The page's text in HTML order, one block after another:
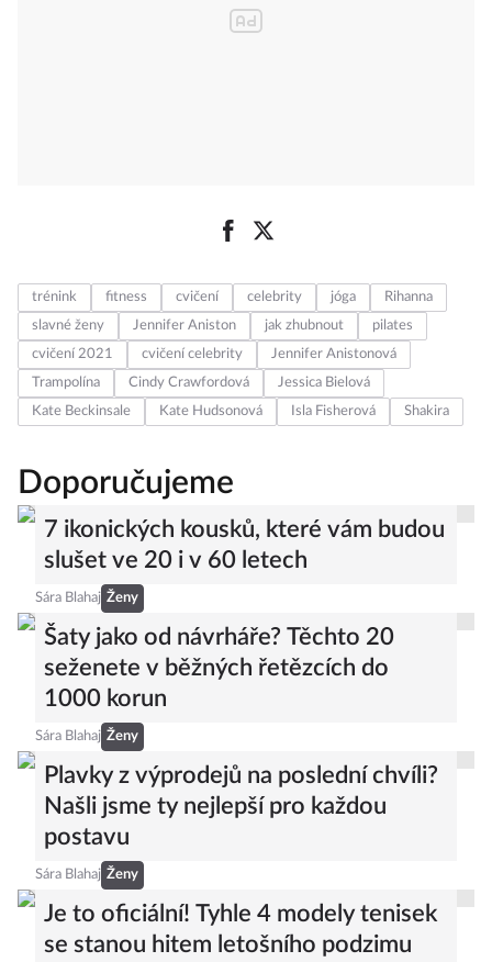
trénink fitness cvičení celebrity jóga
Rihanna
slavné ženy
Jennifer Aniston jak zhubnout
pilates
cvičení 2021
cvičení celebrity
Jennifer Anistonová
Trampolína
Cindy Crawfordová
Jessica Bielová
Kate Beckinsale
Kate Hudsonová Isla Fisherová Shakira
Doporučujeme
7 ikonických kousků, které vám budou
slušet ve 20 i v 60 letech
Sára Blahaj Ženy
Šaty jako od návrháře? Těchto 20
seženete v běžných řetězcích do
1000 korun
Sára Blahaj Ženy
Plavky z výprodejů na poslední chvíli?
Našli jsme ty nejlepší pro každou
postavu
Sára Blahaj Ženy
Je to oficiální! Tyhle 4 modely tenisek
se stanou hitem letošního podzimu